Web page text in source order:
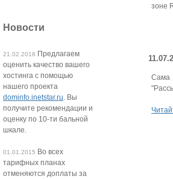
Новости
21.02.2018 Предлагаем
оценить качество вашего
хостинга с помощью
нашего проекта
dominfo.inetstar.ru. Вы
получите рекомендации и
оценку по 10-ти бальной
шкале.
01.01.2015 Во всех
тарифных планах
отменяются доплаты за
зоне
Сама